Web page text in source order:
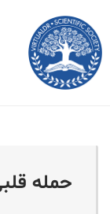
دکتر
حمله